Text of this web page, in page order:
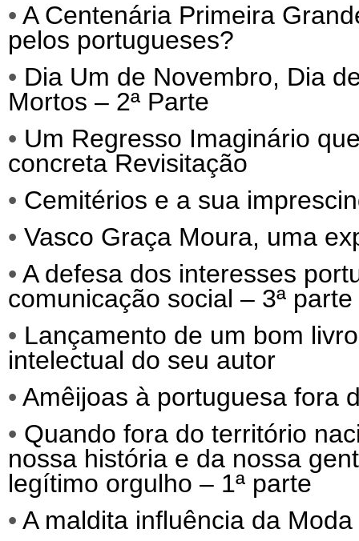
• A Centenária Primeira
pelos portugueses?
• Dia Um de Novembro, Dia
Mortos – 2ª Parte
• Um Regresso Imaginário
concreta Revisitação
• Cemitérios e a sua
• Vasco Graça Moura, uma
• A defesa dos interesses
comunicação social – 3ª parte
• Lançamento de um bom
intelectual do seu autor
• Amêijoas à portuguesa fora
• Quando fora do território
nossa história e da nossa
legítimo orgulho – 1ª parte
• A maldita influência da